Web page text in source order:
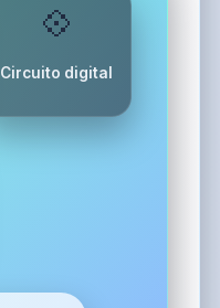
💠
Circuito digital